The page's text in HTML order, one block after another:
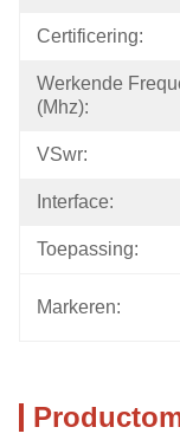
Certificering:
Werkende
(Mhz):
VSwr:
Interface:
Toepassing:
Markeren: